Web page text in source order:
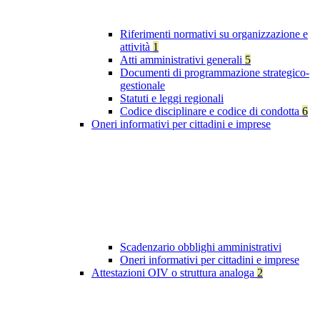
Riferimenti normativi su organizzazione e
attività 1
Atti amministrativi generali 5
Documenti di programmazione strategico-
gestionale
Statuti e leggi regionali
Codice disciplinare e codice di condotta 6
Oneri informativi per cittadini e imprese
Scadenzario obblighi amministrativi
Oneri informativi per cittadini e imprese
Attestazioni OIV o struttura analoga 2